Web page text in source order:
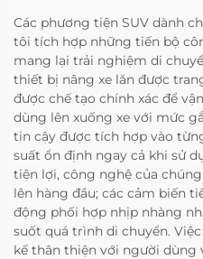
Các phương tiện SUV dành
tôi tích hợp những tiến bộ
mang lại trải nghiệm di
thiết bị nâng xe lăn được
được chế tạo chính xác để
dùng lên xuống xe với mức
tin cậy được tích hợp vào
suất ổn định ngay cả khi sử
tiện lợi, công nghệ của
lên hàng đầu; các cảm biến
động phối hợp nhịp nhàng
suốt quá trình di chuyển.
kế thân thiện với người dùng